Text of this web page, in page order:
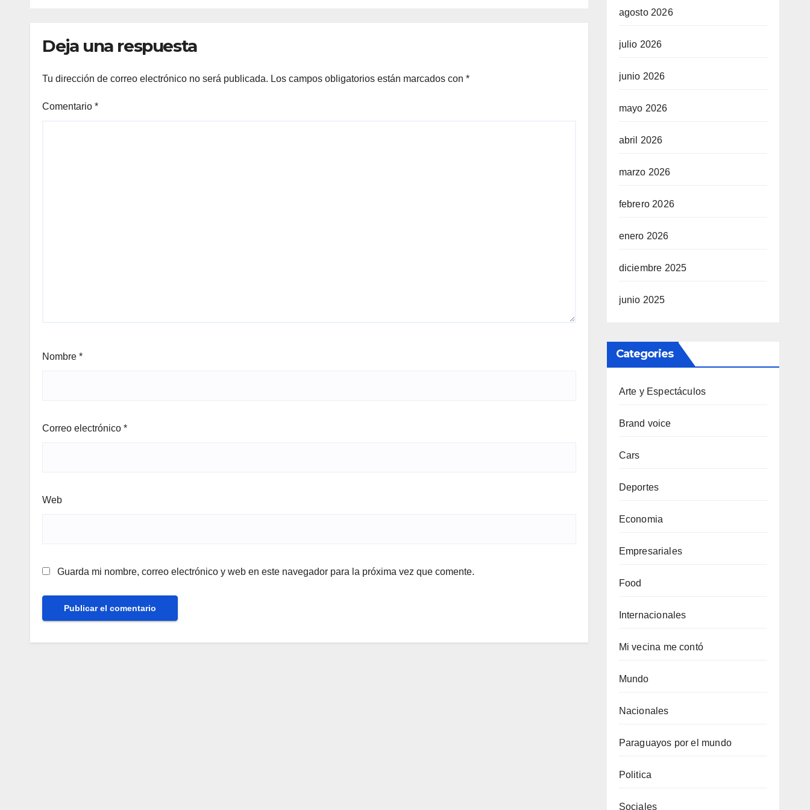
Deja una respuesta
Tu dirección de correo electrónico no será publicada. Los campos obligatorios están marcados con *
Comentario *
Nombre *
Correo electrónico *
Web
Guarda mi nombre, correo electrónico y web en este navegador para la próxima vez que comente.
agosto 2026
julio 2026
junio 2026
mayo 2026
abril 2026
marzo 2026
febrero 2026
enero 2026
diciembre 2025
junio 2025
Categories
Arte y Espectáculos
Brand voice
Cars
Deportes
Economia
Empresariales
Food
Internacionales
Mi vecina me contó
Mundo
Nacionales
Paraguayos por el mundo
Politica
Sociales